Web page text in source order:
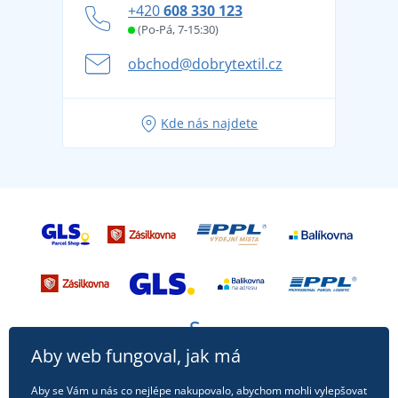
Věrnostní program BONTIS +
Letní dobrodružství začíná balením aneb připravte
se na dovolenou bez starostí
Tipy na svěží outfity pro pohodové léto
+420608 330 123
(Po-Pá, 7-15:30)
obchod@dobrytextil.cz
Kde nás najdete
Aby web fungoval, jak má
Aby se Vám u nás co nejlépe nakupovalo, abychom mohli vylepšovat